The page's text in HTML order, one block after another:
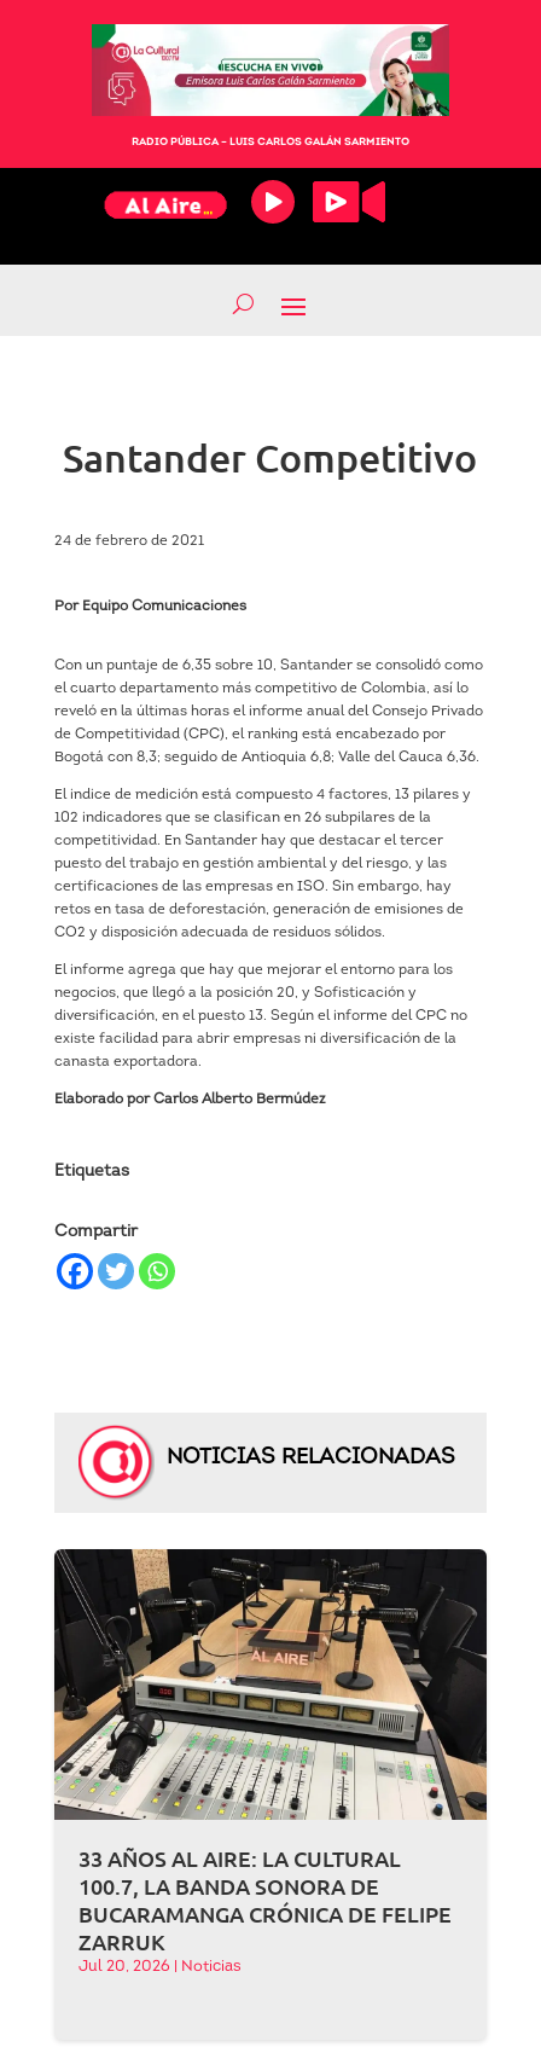
RADIO PÚBLICA – LUIS CARLOS GALÁN SARMIENTO
Santander Competitivo
24 de febrero de 2021
Por Equipo Comunicaciones
Con un puntaje de 6,35 sobre 10, Santander se consolidó como
el cuarto departamento más competitivo de Colombia, así lo
reveló en la últimas horas el informe anual del Consejo Privado
de Competitividad (CPC), el ranking está encabezado por
Bogotá con 8,3; seguido de Antioquia 6,8; Valle del Cauca 6,36.
El indice de medición está compuesto 4 factores, 13 pilares y
102 indicadores que se clasifican en 26 subpilares de la
competitividad. En Santander hay que destacar el tercer
puesto del trabajo en gestión ambiental y del riesgo, y las
certificaciones de las empresas en ISO. Sin embargo, hay
retos en tasa de deforestación, generación de emisiones de
CO2 y disposición adecuada de residuos sólidos.
El informe agrega que hay que mejorar el entorno para los
negocios, que llegó a la posición 20, y Sofisticación y
diversificación, en el puesto 13. Según el informe del CPC no
existe facilidad para abrir empresas ni diversificación de la
canasta exportadora.
Elaborado por Carlos Alberto Bermúdez
Etiquetas
Compartir
NOTICIAS RELACIONADAS
33 AÑOS AL AIRE: LA CULTURAL
100.7, LA BANDA SONORA DE
BUCARAMANGA CRÓNICA DE FELIPE
ZARRUK
Jul 20, 2026 Noticias